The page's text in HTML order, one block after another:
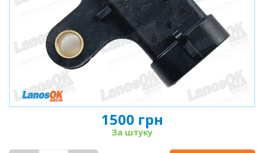
1500 грн
За штуку